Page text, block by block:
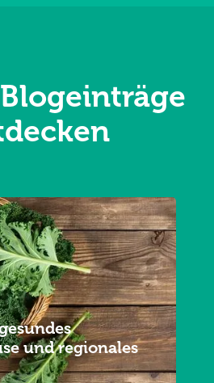
und regionales